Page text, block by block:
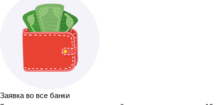
Заявка во все банки